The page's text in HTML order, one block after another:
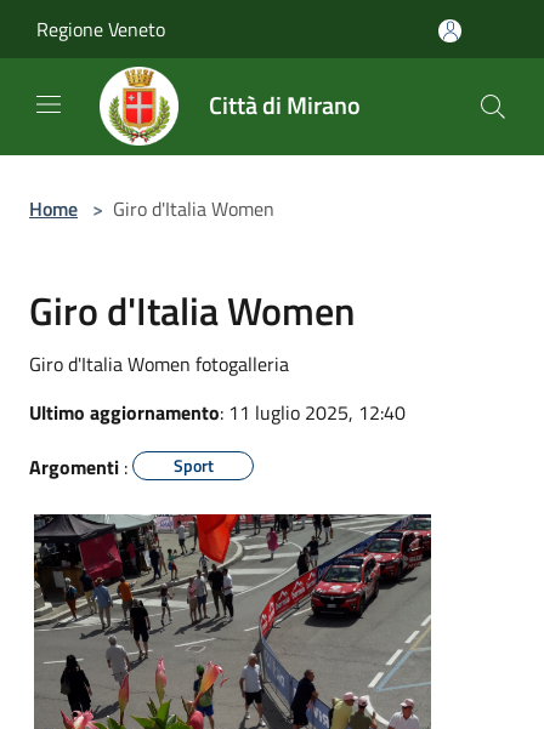
Regione Veneto
Città di Mirano
Home > Giro d'Italia Women
Giro d'Italia Women
Giro d'Italia Women fotogalleria
Ultimo aggiornamento: 11 luglio 2025, 12:40
Argomenti : Sport